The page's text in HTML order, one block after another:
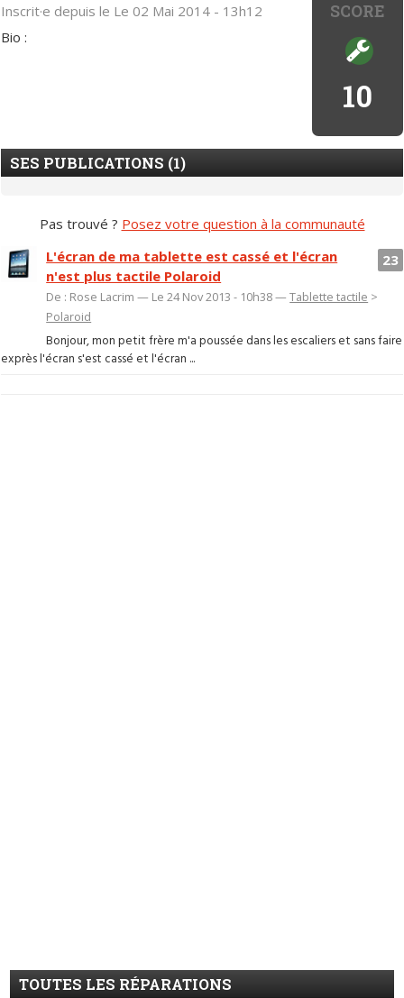
SCORE
10
Inscrit·e depuis le Le 02 Mai 2014 - 13h12
Bio :
SES PUBLICATIONS (1)
Pas trouvé ? Posez votre question à la communauté
23
L'écran de ma tablette est cassé et l'écran
n'est plus tactile Polaroid
De : Rose Lacrim — Le 24 Nov 2013 - 10h38 —Tablette tactile >
Polaroid
Bonjour, mon petit frère m'a poussée dans les escaliers et sans faire
exprès l'écran s'est cassé et l'écran ...
TOUTES LES RÉPARATIONS